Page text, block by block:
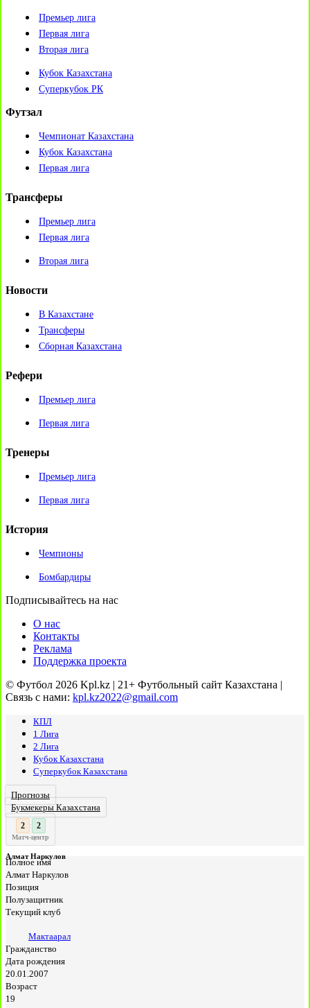
Премьер лига
Первая лига
Вторая лига
Кубок Казахстана
Суперкубок РК
Футзал
Чемпионат Казахстана
Кубок Казахстана
Первая лига
Трансферы
Премьер лига
Первая лига
Вторая лига
Новости
В Казахстане
Трансферы
Сборная Казахстана
Рефери
Премьер лига
Первая лига
Тренеры
Премьер лига
Первая лига
История
Чемпионы
Бомбардиры
Подписывайтесь на нас
О нас
Контакты
Реклама
Поддержка проекта
© Футбол 2026 Kpl.kz | 21+ Футбольный сайт Казахстана |
Связь с нами: kpl.kz2022@gmail.com
КПЛ
1 Лига
2 Лига
Кубок Казахстана
Суперкубок Казахстана
Прогнозы
Букмекеры Казахстана
3 : 2
Матч-центр
Алмат Наркулов
Полное имя
Алмат Наркулов
Позиция
Полузащитник
Текущий клуб
Мактаарал
Гражданство
Дата рождения
20.01.2007
Возраст
19